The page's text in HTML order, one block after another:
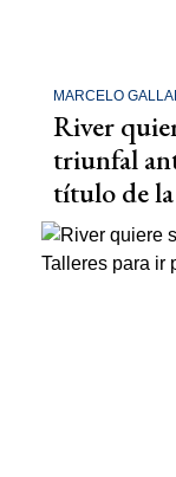
MARCELO
River
triunfal
título de